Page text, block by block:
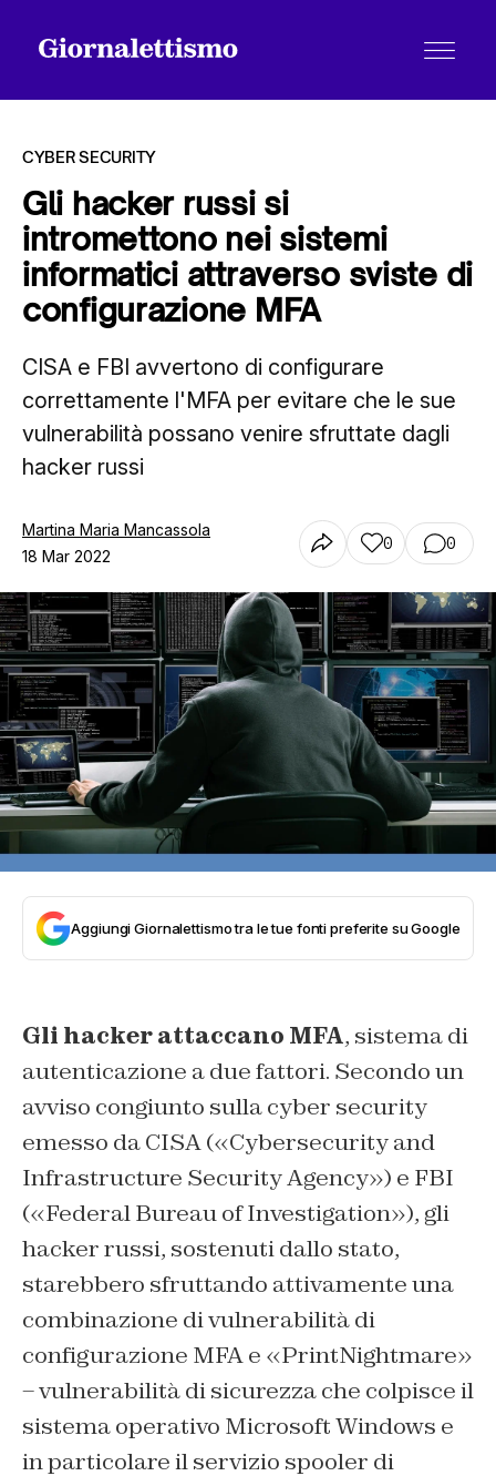
Tutti gli articoli
Chi siamo
Contatti
CYBER SECURITY
Gli hacker russi si
intromettono nei sistemi
informatici attraverso sviste di
configurazione MFA
CISA e FBI avvertono di configurare
correttamente l'MFA per evitare che le sue
vulnerabilità possano venire sfruttate dagli
hacker russi
Martina Maria Mancassola
18 Mar 2022
0 0
Aggiungi Giornalettismo tra le tue fonti preferite su Google
Gli hacker attaccano MFA, sistema di
autenticazione a due fattori. Secondo un
avviso congiunto sulla cyber security
emesso da CISA («Cybersecurity and
Infrastructure Security Agency») e FBI
(«Federal Bureau of Investigation»), gli
hacker russi, sostenuti dallo stato,
starebbero sfruttando attivamente una
combinazione di vulnerabilità di
configurazione MFA e «PrintNightmare»
– vulnerabilità di sicurezza che colpisce il
sistema operativo Microsoft Windows e
in particolare il servizio spooler di